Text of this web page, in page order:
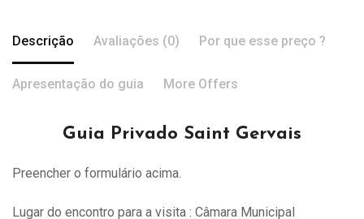
Descrição Avaliações (0) Por que esse preço ?
Apresentação do guia More Offers
Guia Privado Saint Gervais
Preencher o formulário acima.
Lugar do encontro para a visita : Câmara Municipal